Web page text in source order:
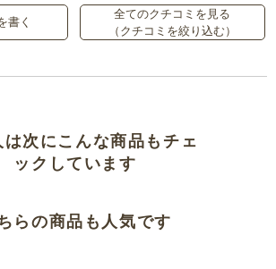
人も楽しい！
書く
全てのクチコミを見る
（クチコミを絞り込む）
は次にこんな商品もチェ
ックしています
らの商品も人気です